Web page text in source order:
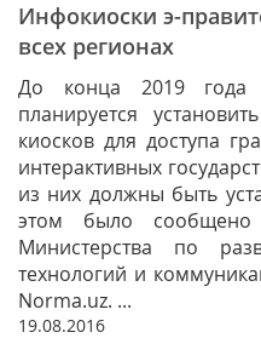
Инфокиоски э-
всех регионах
До конца 2019 года
планируется
киосков для доступа
интерактивных
из них должны быть
этом было сообщено
Министерства по
технологий и
Norma.uz. ...
19.08.2016